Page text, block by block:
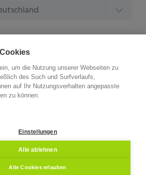
in Deutschland
Alle Rechte Vorbehalten.
um die Nutzung unserer Webseiten zu
des Such und Surfverlaufs,
auf Ihr Nutzungsverhalten angepasste
zu können.
Einstellungen
Alle ablehnen
Alle Cookies erlauben